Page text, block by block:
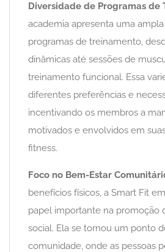
Diversidade de Programas de
academia apresenta uma
programas de treinamento,
dinâmicas até sessões de
treinamento funcional. Essa
diferentes preferências e
incentivando os membros a
motivados e envolvidos em
fitness.
Foco no Bem-Estar
benefícios físicos, a Smart Fit
papel importante na promoção
social. Ela se tornou um ponto
comunidade, onde as pessoas